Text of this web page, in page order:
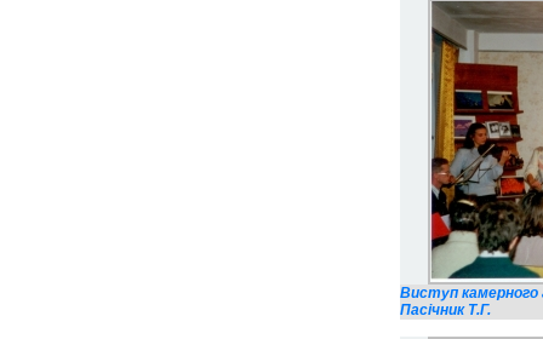
Виступ камерного
Пасічник Т.Г.